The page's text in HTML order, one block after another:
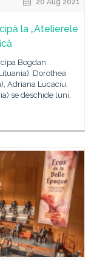
20 Aug 2021
la „Atelierele
Bogdan
Dorothea
Adriana Lucaciu,
se deschide luni,